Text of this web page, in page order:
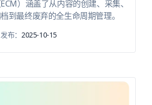
）涵盖了从内容的创建、采集、
到最终废弃的全生命周期管理。
发布：2025-10-15